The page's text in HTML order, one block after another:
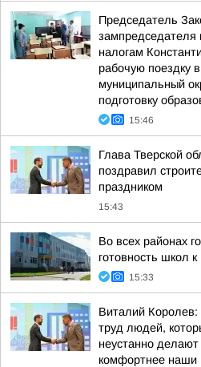
Председатель
зампредседателя
налогам
рабочую поездку
муниципальный
подготовку
15:46
Глава Тверской
поздравил
праздником
15:43
Во всех районах
готовность школ
15:33
Виталий Королев:
труд людей,
неустанно
комфортнее наши